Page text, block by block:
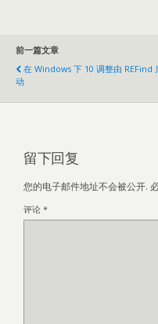
前一篇文章
在 Windows 下 10 调整由 REFind
动
留下回复
您的电子邮件地址不会被公开.
评论 *